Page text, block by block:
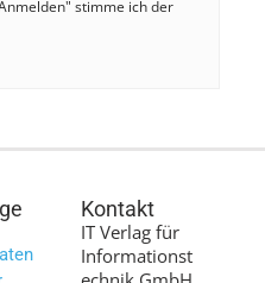
stimme ich der
Kontakt
IT Verlag für
Informationst